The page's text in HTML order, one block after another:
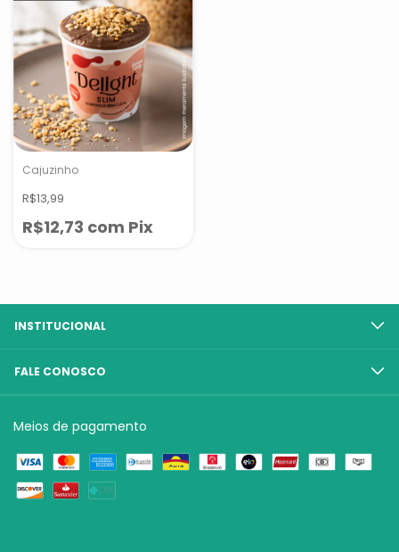
Cajuzinho
R$13,99
R$12,73 com Pix
INSTITUCIONAL
FALE CONOSCO
Meios de pagamento